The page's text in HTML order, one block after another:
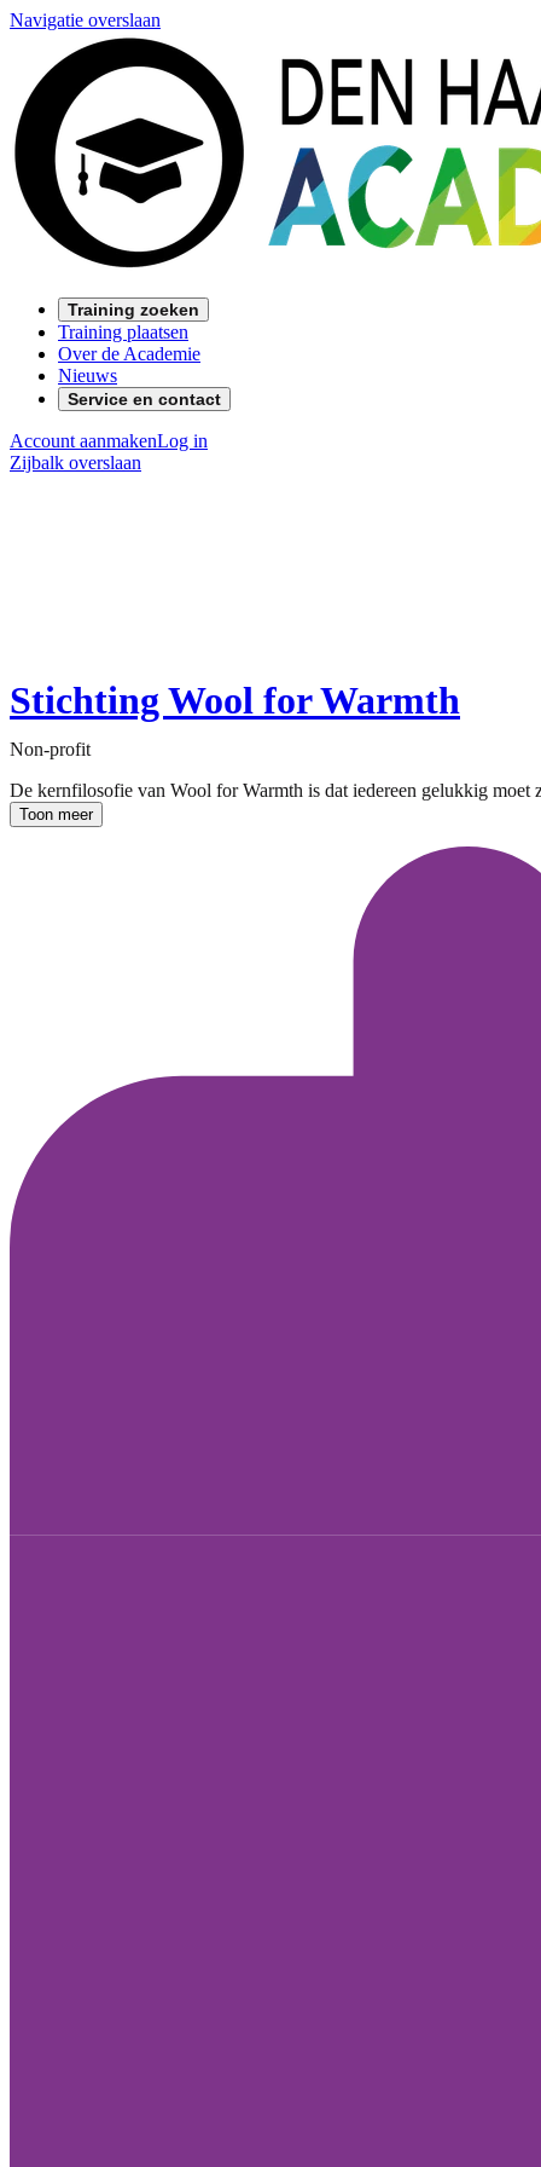
Navigatie overslaan
Training zoeken
Training plaatsen
Over de Academie
Nieuws
Service en contact
Account aanmakenLog in
Zijbalk overslaan
Stichting Wool for Warmth
Non-profit
De kernfilosofie van Wool for Warmth is dat iedereen gelukkig moet
Toon meer